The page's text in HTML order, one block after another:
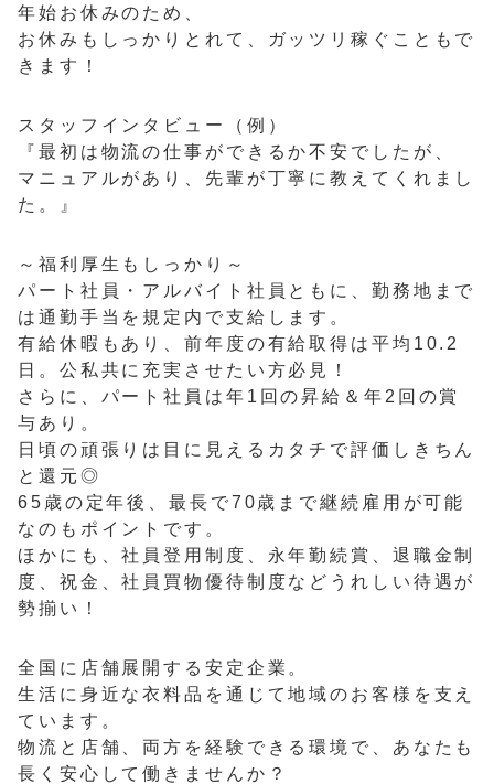
年始お休みのため、
お休みもしっかりとれて、ガッツリ稼ぐこともで
きます！
スタッフインタビュー（例）
『最初は物流の仕事ができるか不安でしたが、
マニュアルがあり、先輩が丁寧に教えてくれまし
た。』
～福利厚生もしっかり～
パート社員・アルバイト社員ともに、勤務地まで
は通勤手当を規定内で支給します。
有給休暇もあり、前年度の有給取得は平均10.2
日。公私共に充実させたい方必見！
さらに、パート社員は年1回の昇給＆年2回の賞
与あり。
日頃の頑張りは目に見えるカタチで評価しきちん
と還元◎
65歳の定年後、最長で70歳まで継続雇用が可能
なのもポイントです。
ほかにも、社員登用制度、永年勤続賞、退職金制
度、祝金、社員買物優待制度などうれしい待遇が
勢揃い！
全国に店舗展開する安定企業。
生活に身近な衣料品を通じて地域のお客様を支え
ています。
物流と店舗、両方を経験できる環境で、あなたも
長く安心して働きませんか？